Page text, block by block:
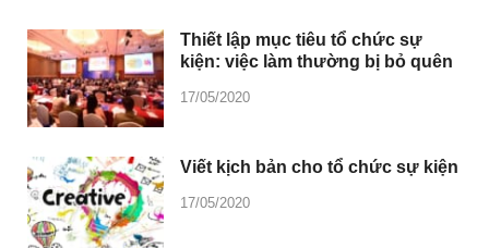
Thiết lập mục tiêu tổ chức sự
kiện: việc làm thường bị bỏ quên
17/05/2020
Viết kịch bản cho tổ chức sự kiện
17/05/2020